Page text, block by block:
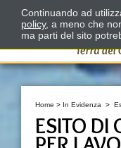
Home > In Evidenza >
ESITO DI
Continuando ad
policy, a meno che
ma parti del sito